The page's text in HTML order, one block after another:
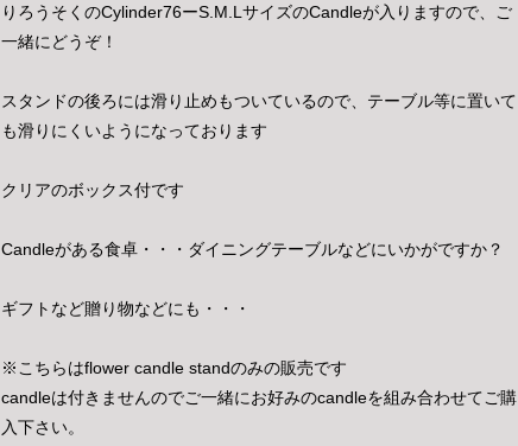
りろうそくのCylinder76ーS.M.LサイズのCandleが入りますので、ご
一緒にどうぞ！
スタンドの後ろには滑り止めもついているので、テーブル等に置いて
も滑りにくいようになっております
クリアのボックス付です
Candleがある食卓・・・ダイニングテーブルなどにいかがですか？
ギフトなど贈り物などにも・・・
※こちらはflower candle standのみの販売です
candleは付きませんのでご一緒にお好みのcandleを組み合わせてご購
入下さい。